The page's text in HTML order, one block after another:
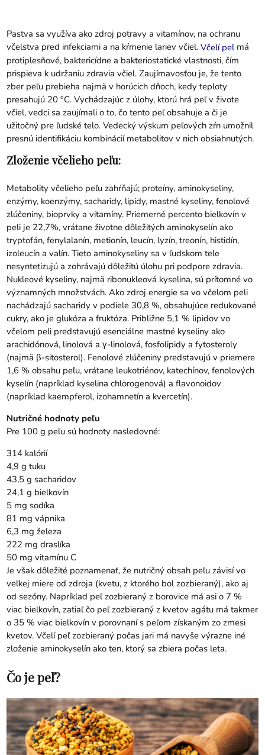
Pastva sa využíva ako zdroj potravy a vitamínov, na ochranu
včelstva pred infekciami a na kŕmenie lariev včiel.Včelí peľ má
protiplesňové, baktericídne a bakteriostatické vlastnosti, čím
prispieva k udržaniu zdravia včiel. Zaujímavosťou je, že tento
zber peľu prebieha najmä v horúcich dňoch, kedy teploty
presahujú 20 °C. Vychádzajúc z úlohy, ktorú hrá peľ v živote
včiel, vedci sa zaujímali o to, čo tento peľ obsahuje a či je
užitočný pre ľudské telo. Vedecký výskum peľových zŕn umožnil
presnú identifikáciu kombinácií metabolitov v nich obsiahnutých.
Zloženie včelieho peľu:
Metabolity včelieho peľu zahŕňajú; proteíny, aminokyseliny,
enzýmy, koenzýmy, sacharidy, lipidy, mastné kyseliny, fenolové
zlúčeniny, bioprvky a vitamíny. Priemerné percento bielkovín v
peli je 22,7%, vrátane životne dôležitých aminokyselín ako
tryptofán, fenylalanín, metionín, leucín, lyzín, treonín, histidín,
izoleucín a valín. Tieto aminokyseliny sa v ľudskom tele
nesyntetizujú a zohrávajú dôležitú úlohu pri podpore zdravia.
Nukleové kyseliny, najmä ribonukleová kyselina, sú prítomné vo
významných množstvách. Ako zdroj energie sa vo včelom peli
nachádzajú sacharidy v podiele 30,8 %, obsahujúce redukované
cukry, ako je glukóza a fruktóza. Približne 5,1 % lipidov vo
včelom peli predstavujú esenciálne mastné kyseliny ako
arachidónová, linolová a γ-linolová, fosfolipidy a fytosteroly
(najmä β-sitosterol). Fenolové zlúčeniny predstavujú v priemere
1,6 % obsahu peľu, vrátane leukotriénov, katechínov, fenolových
kyselín (napríklad kyselina chlorogenová) a flavonoidov
(napríklad kaempferol, izohamnetín a kvercetín).
Nutričné ​​hodnoty peľu
Pre 100 g peľu sú hodnoty nasledovné:
314 kalórií
4,9 g tuku
43,5 g sacharidov
24,1 g bielkovín
5 mg sodíka
81 mg vápnika
6,3 mg železa
222 mg draslíka
50 mg vitamínu C
Je však dôležité poznamenať, že nutričný obsah peľu závisí vo
veľkej miere od zdroja (kvetu, z ktorého bol zozbieraný), ako aj
od sezóny. Napríklad peľ zozbieraný z borovice má asi o 7 %
viac bielkovín, zatiaľ čo peľ zozbieraný z kvetov agátu má takmer
o 35 % viac bielkovín v porovnaní s peľom získaným zo zmesi
kvetov. Včelí peľ zozbieraný počas jari má navyše výrazne iné
zloženie aminokyselín ako ten, ktorý sa zbiera počas leta.
Čo je peľ?